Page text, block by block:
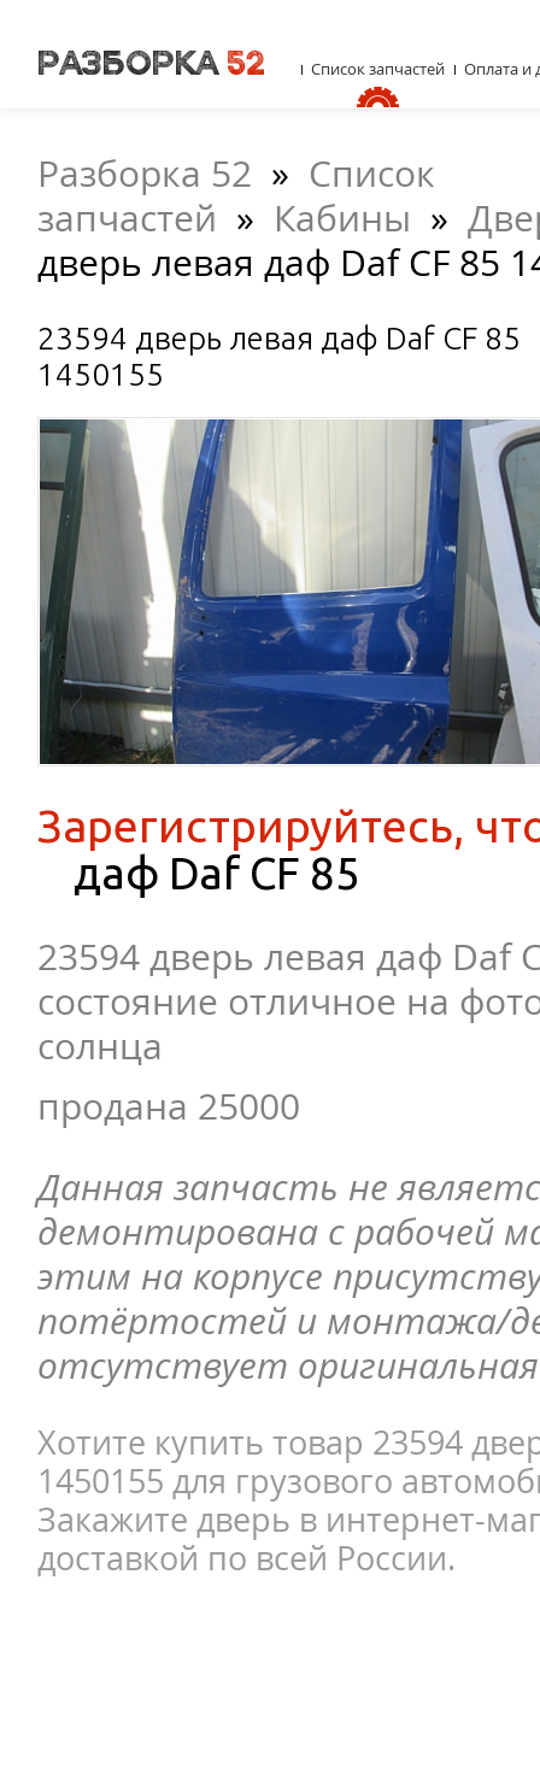
Разборка 52 » Список
запчастей » Кабины »
дверь левая даф Daf CF 85
23594 дверь левая даф Daf CF 85
1450155
Зарегистрируйтесь,
даф Daf CF 85
23594 дверь левая даф Daf
состояние отличное на
солнца
продана 25000
Данная запчасть не
демонтирована с рабочей
этим на корпусе
потёртостей и монтажа/
отсутствует оригинальная
Хотите купить товар 23594
1450155 для грузового
Закажите дверь в интернет-
доставкой по всей России.
Список запчастей Оплата и